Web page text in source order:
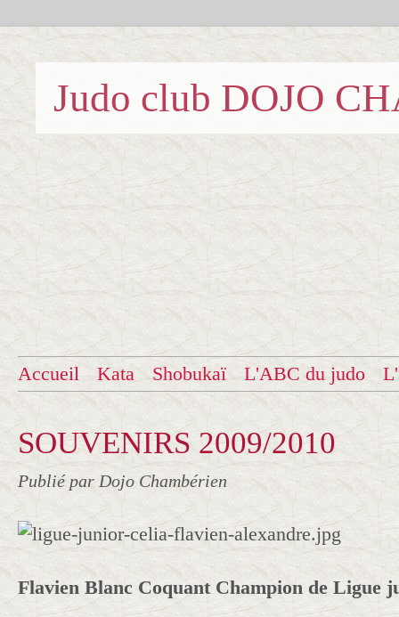
Judo club DOJO
Accueil Kata Shobukaï L'ABC du judo
SOUVENIRS 2009/2010
Publié par Dojo Chambérien
Flavien Blanc Coquant Champion de Ligue